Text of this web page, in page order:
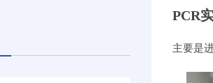
PCR
主要是